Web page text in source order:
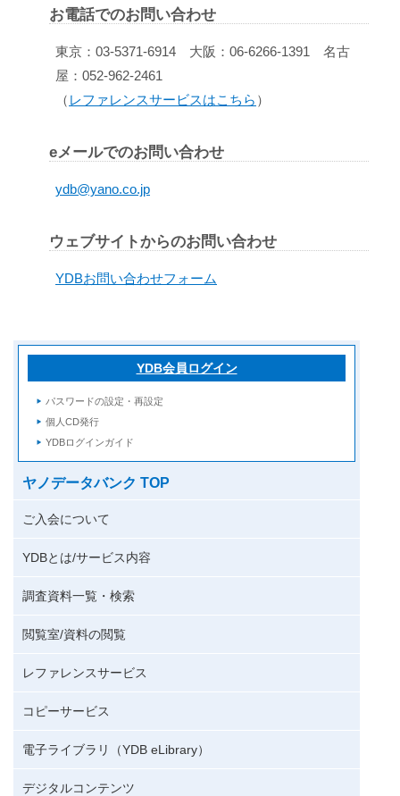
お電話でのお問い合わせ
東京：03-5371-6914 大阪：06-6266-1391 名古
屋：052-962-2461
（ レファレンスサービスはこちら ）
eメールでのお問い合わせ
ydb@yano.co.jp
ウェブサイトからのお問い合わせ
YDBお問い合わせフォーム
YDB会員ログイン
パスワードの設定・再設定
個人CD発行
YDBログインガイド
ヤノデータバンク TOP
ご入会について
YDBとは/サービス内容
調査資料一覧・検索
閲覧室/資料の閲覧
レファレンスサービス
コピーサービス
電子ライブラリ（YDB eLibrary）
デジタルコンテンツ